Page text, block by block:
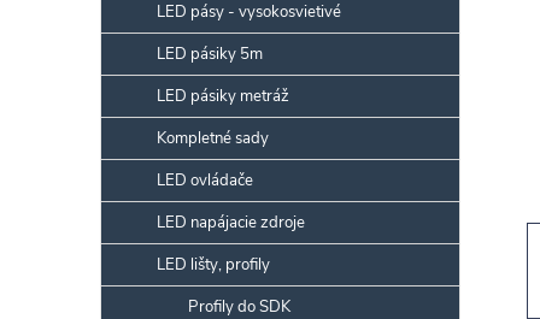
LED pásy - vysokosvietivé
LED pásiky 5m
LED pásiky metráž
Kompletné sady
LED ovládače
LED napájacie zdroje
LED lišty, profily
Profily do SDK